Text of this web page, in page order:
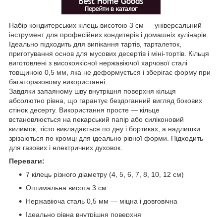
Набір кондитерських кілець висотою 3 см — універсальний
інструмент для професійних кондитерів і домашніх кулінарів.
Ідеально підходить для випікання тартів, тарталеток,
приготування основ для мусових десертів і міні-тортів. Кільця
виготовлені з високоякісної нержавіючої харчової сталі
товщиною 0,5 мм, яка не деформується і зберігає форму при
багаторазовому використанні.
Завдяки запаяному шву внутрішня поверхня кільця
абсолютно рівна, що гарантує бездоганний вигляд бокових
стінок десерту. Використання просте — кільце
встановлюється на пекарський папір або силіконовий
килимок, тісто викладається по дну і бортиках, а надлишки
зрізаються по кромці для ідеально рівної форми. Підходить
для газових і електричних духовок.
Переваги:
7 кілець різного діаметру (4, 5, 6, 7, 8, 10, 12 см)
Оптимальна висота 3 см
Нержавіюча сталь 0,5 мм — міцна і довговічна
Ідеально рівна внутрішня поверхня